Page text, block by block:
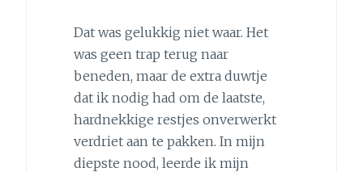
Dat was gelukkig niet waar. Het
was geen trap terug naar
beneden, maar de extra duwtje
dat ik nodig had om de laatste,
hardnekkige restjes onverwerkt
verdriet aan te pakken. In mijn
diepste nood, leerde ik mijn